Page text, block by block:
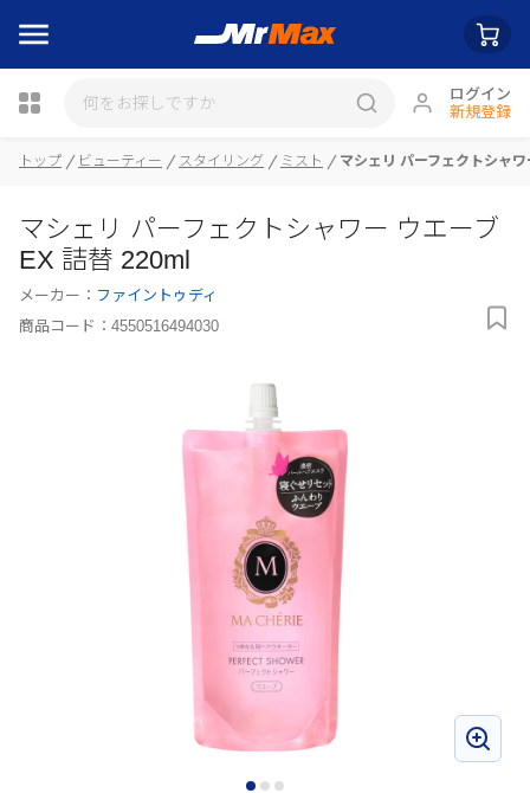
ログイン
新規登録
トップ ビューティー スタイリング ミスト マシェリ パーフェクトシャ
マシェリ パーフェクトシャワー ウエーブ
EX 詰替 220ml
メーカー： ファイントゥディ
商品コード： 4550516494030